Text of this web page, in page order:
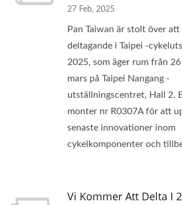
27 Feb, 2025
Pan Taiwan är stolt över
deltagande i Taipei -
2025, som äger rum från
mars på Taipei Nangang -
utställningscentret, Hall 2.
monter nr R0307A för att
senaste innovationer inom
cykelkomponenter och
Vi Kommer Att Delta I